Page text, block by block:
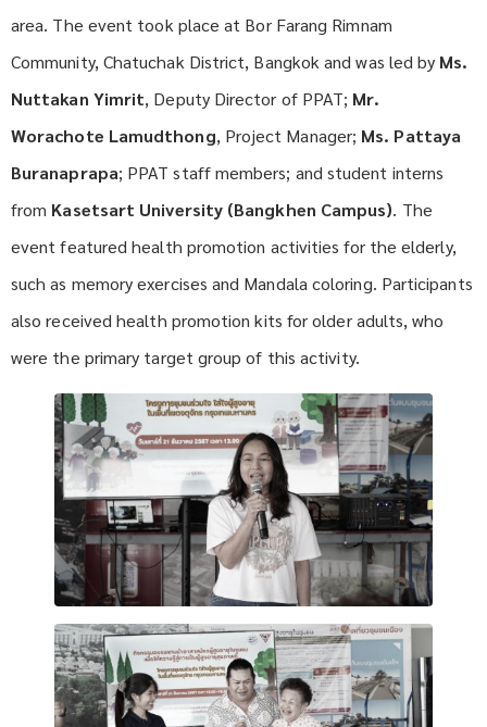
area. The event took place at Bor Farang Rimnam
Community, Chatuchak District, Bangkok and was led by Ms.
Nuttakan Yimrit, Deputy Director of PPAT; Mr.
Worachote Lamudthong, Project Manager; Ms. Pattaya
Buranaprapa; PPAT staff members; and student interns
from Kasetsart University (Bangkhen Campus). The
event featured health promotion activities for the elderly,
such as memory exercises and Mandala coloring. Participants
also received health promotion kits for older adults, who
were the primary target group of this activity.